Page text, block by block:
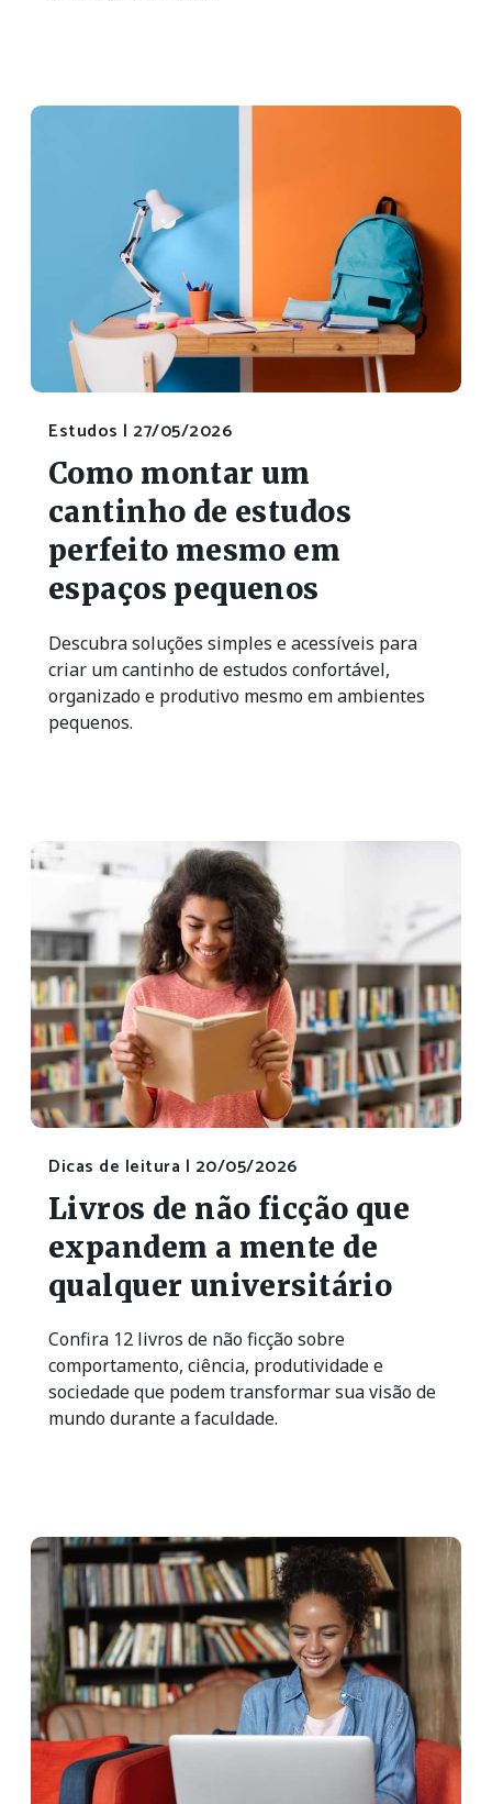
Estudos | 27/05/2026
Como montar um
cantinho de estudos
perfeito mesmo em
espaços pequenos
Descubra soluções simples e acessíveis para
criar um cantinho de estudos confortável,
organizado e produtivo mesmo em ambientes
pequenos.
Dicas de leitura | 20/05/2026
Livros de não ficção que
expandem a mente de
qualquer universitário
Confira 12 livros de não ficção sobre
comportamento, ciência, produtividade e
sociedade que podem transformar sua visão de
mundo durante a faculdade.